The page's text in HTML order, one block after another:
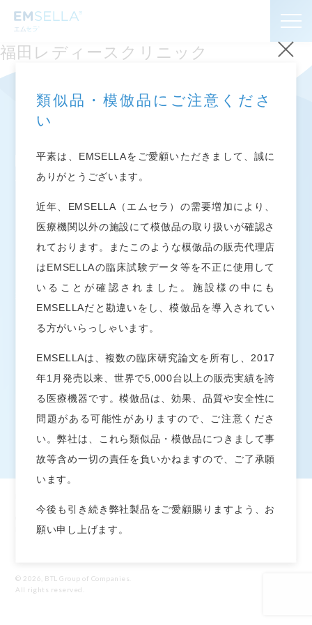
エムセラ
よくあるご質問
導入施設
プライバシーポリシー
お問い合わせ
福田レディースクリニック
お知らせ
エムセラ® とは
よくあるご質問
導入施設
プライバシーポリシー
お問い合わせ
ます。製品、生産方法及び使用方法はアメリカ合衆国及びその他の国において、申請
EMTONE™, EMBODY®, and HIFEM®はEM™タイプのBTL製品グループに含まれ
© 2026, BTL Group of Companies.
All rights reserved.
類似品・模倣品にご注意くださ
い
平素は、EMSELLAをご愛顧いただきまして、誠に
ありがとうございます。
近年、EMSELLA（エムセラ）の需要増加により、
医療機関以外の施設にて模倣品の取り扱いが確認さ
れております。またこのような模倣品の販売代理店
はEMSELLAの臨床試験データ等を不正に使用して
いることが確認されました。施設様の中にも
EMSELLAだと勘違いをし、模倣品を導入されてい
る方がいらっしゃいます。
EMSELLAは、複数の臨床研究論文を所有し、2017
年1月発売以来、世界で5,000台以上の販売実績を誇
る医療機器です。模倣品は、効果、品質や安全性に
問題がある可能性がありますので、ご注意くださ
い。弊社は、これら類似品・模倣品につきまして事
故等含め一切の責任を負いかねますので、ご了承願
います。
今後も引き続き弊社製品をご愛顧賜りますよう、お
願い申し上げます。